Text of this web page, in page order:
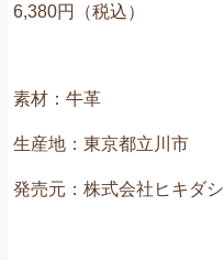
6,380円（税込）
素材：牛革
生産地：東京都立川市
発売元：株式会社ヒキダシ